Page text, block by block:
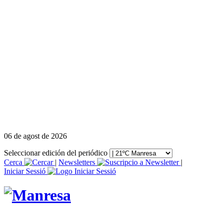
06 de agost de 2026
Seleccionar edición del periódico
Cerca
| Newsletters
|
Iniciar Sessió